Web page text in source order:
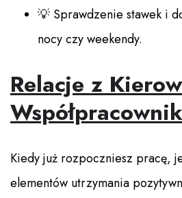
💡 Sprawdzenie stawek i
nocy czy weekendy.
Relacje z
Kiedy już rozpoczniesz pracę,
elementów utrzymania